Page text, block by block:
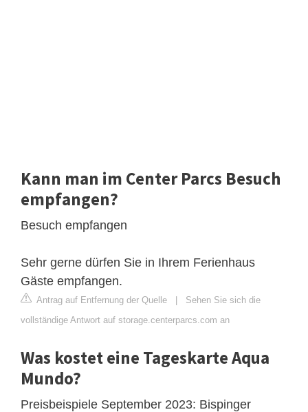
Kann man im Center Parcs Besuch
empfangen?
Besuch empfangen
Sehr gerne dürfen Sie in Ihrem Ferienhaus
Gäste empfangen.
Antrag auf Entfernung der Quelle | Sehen Sie sich die
vollständige Antwort auf storage.centerparcs.com an
Was kostet eine Tageskarte Aqua
Mundo?
Preisbeispiele September 2023: Bispinger